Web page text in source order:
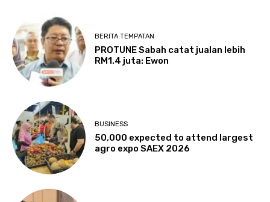
BERITA TEMPATAN
PROTUNE Sabah catat jualan lebih
RM1.4 juta: Ewon
BUSINESS
50,000 expected to attend largest
agro expo SAEX 2026